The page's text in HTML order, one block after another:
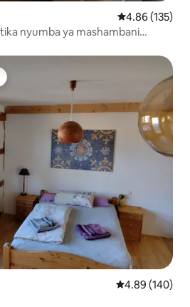
Ukadiriaji wa
4.86 (135)
nyumba ya mashambani
Ukadiriaji wa
4.89 (140)